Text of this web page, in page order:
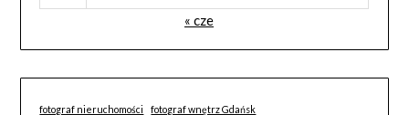
« cze
fotograf nieruchomości
fotograf wnętrz Gdańsk